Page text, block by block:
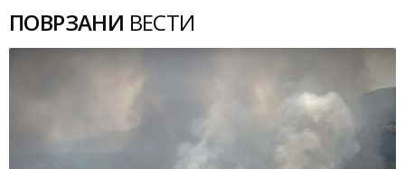
ПОВРЗАНИ ВЕСТИ